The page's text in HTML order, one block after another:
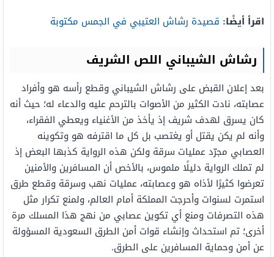
اقرأ أيضًا: قصيدة رشاش العتيبي في الجمس مكتوبة
رشاش الشيباني اللص الشريف
بعد إعلان القبض على رشاش الشيباني وقطع رأسه هو وأفراد
عصابته، نادت الكثير من الأصوات بالترحم عليه والدعاء له؛ حيث أنه
كان يسرق لهدف شريف إذ يأخذ من الأغنياء ويعطي الفقراء،
وأنه لم يكن يقتل أو يغتصب بل كل ما اقترفه هو وتكوينه
العصابي مجرّد عمليات سرقة ولكن هذه الرواية كذبها البعض إذ
لم تملك الرواية دليلًا ملموس، بالأخص أن المسافرين والأمنين
تعرضوا كثيرًا لأذاه هو وعصابته، عمليات نهب وسرقة وقطع طرق
استمرت لسنوات وأحرجت المملكة أمام العالم، ولمنع تكرار مثل
هذه التصرفات ومنع أي تكوين عصابي من نهج هذا المسلك مرة
أخرى؛ تم استحداث وإنشاء قوات أمن الطرق السعودية المسؤولة
عن أمن وحماية المسافرين على الطرق.